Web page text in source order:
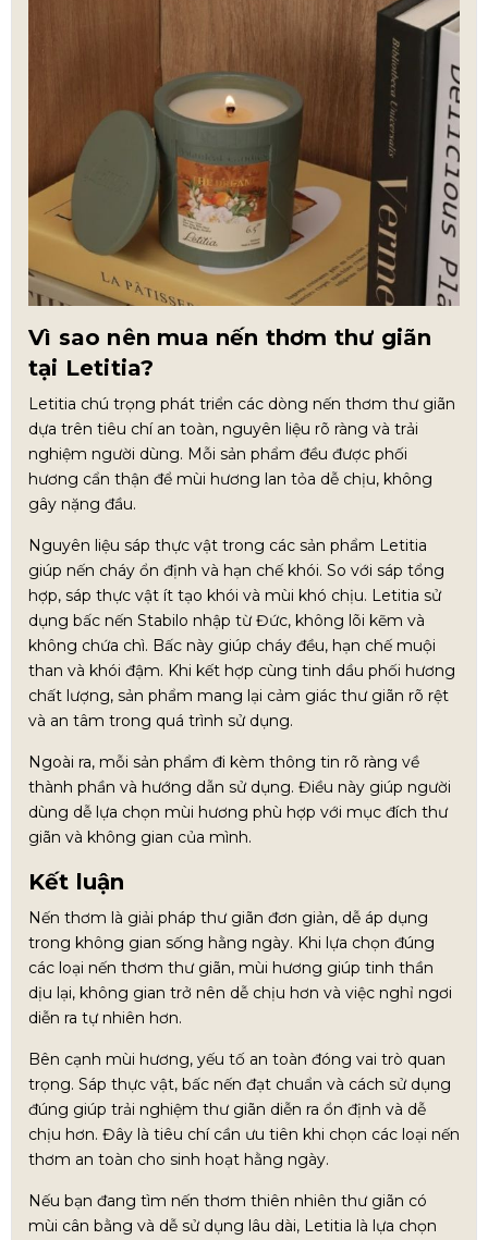
Vì sao nên mua nến thơm thư giãn
tại Letitia?
Letitia chú trọng phát triển các dòng nến thơm thư giãn
dựa trên tiêu chí an toàn, nguyên liệu rõ ràng và trải
nghiệm người dùng. Mỗi sản phẩm đều được phối
hương cẩn thận để mùi hương lan tỏa dễ chịu, không
gây nặng đầu.
Nguyên liệu sáp thực vật trong các sản phẩm Letitia
giúp nến cháy ổn định và hạn chế khói. So với sáp tổng
hợp, sáp thực vật ít tạo khói và mùi khó chịu. Letitia sử
dụng bấc nến Stabilo nhập từ Đức, không lõi kẽm và
không chứa chì. Bấc này giúp cháy đều, hạn chế muội
than và khói đậm. Khi kết hợp cùng tinh dầu phối hương
chất lượng, sản phẩm mang lại cảm giác thư giãn rõ rệt
và an tâm trong quá trình sử dụng.
Ngoài ra, mỗi sản phẩm đi kèm thông tin rõ ràng về
thành phần và hướng dẫn sử dụng. Điều này giúp người
dùng dễ lựa chọn mùi hương phù hợp với mục đích thư
giãn và không gian của mình.
Kết luận
Nến thơm là giải pháp thư giãn đơn giản, dễ áp dụng
trong không gian sống hằng ngày. Khi lựa chọn đúng
các loại nến thơm thư giãn, mùi hương giúp tinh thần
dịu lại, không gian trở nên dễ chịu hơn và việc nghỉ ngơi
diễn ra tự nhiên hơn.
Bên cạnh mùi hương, yếu tố an toàn đóng vai trò quan
trọng. Sáp thực vật, bấc nến đạt chuẩn và cách sử dụng
đúng giúp trải nghiệm thư giãn diễn ra ổn định và dễ
chịu hơn. Đây là tiêu chí cần ưu tiên khi chọn các loại nến
thơm an toàn cho sinh hoạt hằng ngày.
Nếu bạn đang tìm nến thơm thiên nhiên thư giãn có
mùi cân bằng và dễ sử dụng lâu dài, Letitia là lựa chọn